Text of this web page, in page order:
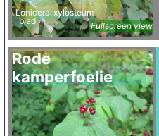
Lonicera_xylosteum
blad
Fullscreen view
Rode
kamperfoelie